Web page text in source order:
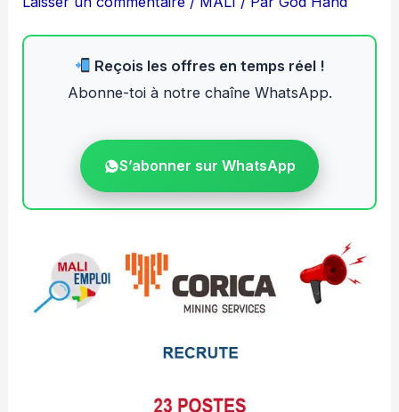
Reçois les offres en temps réel !
Abonne-toi à notre chaîne WhatsApp.
S’abonner sur WhatsApp